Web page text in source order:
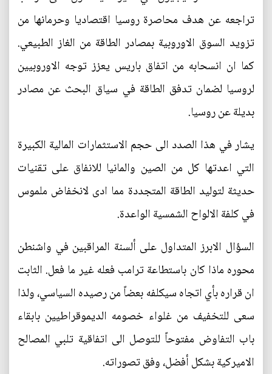
تراجعه عن هدف محاصرة روسيا اقتصاديا وحرمانها من
تزويد السوق الاوروبية بمصادر الطاقة من الغاز الطبيعي.
كما ان انسحابه من اتفاق باريس يعزز توجه الاوروبيين
لروسيا لضمان تدفق الطاقة في سياق البحث عن مصادر
بديلة عن روسيا.
يشار في هذا الصدد الى حجم الاستثمارات المالية الكبيرة
التي اعدتها كل من الصين والمانيا للانفاق على تقنيات
حديثة لتوليد الطاقة المتجددة مما ادى لانخفاض ملموس
في كلفة الالواح الشمسية الواعدة.
السؤال الابرز المتداول على ألسنة المراقبين في واشنطن
محوره ماذا كان باستطاعة ترامب فعله غير ما فعل. الثابت
ان قراره بأي اتجاه سيكلفه بعضاً من رصيده السياسي، ولذا
سعى للتخفيف من غلواء خصومه الديموقراطيين بابقاء
باب التفاوض مفتوحاً للتوصل الى اتفاقية تلبي المصالح
الاميركية بشكل أفضل، وفق تصوراته.